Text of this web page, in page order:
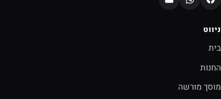
ניווט
בית
החנות
מוסך מורשה